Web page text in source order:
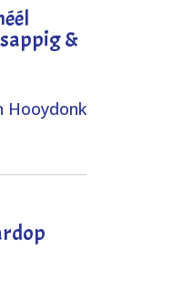
&
Hooydonk